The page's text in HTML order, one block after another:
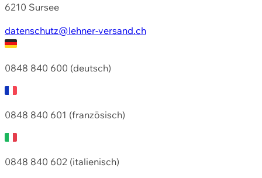
6210 Sursee
datenschutz@lehner-versand.ch
0848 840 600 (deutsch)
0848 840 601 (französisch)
0848 840 602 (italienisch)